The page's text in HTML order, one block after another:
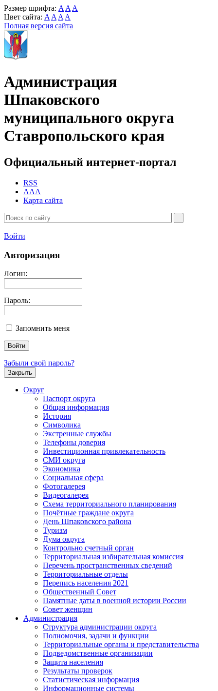
Размер шрифта: A A A
Цвет сайта: A A A A
Полная версия сайта
Администрация
Шпаковского
муниципального округа
Ставропольского края
Официальный интернет-портал
RSS
AAA
Карта сайта
Войти
Авторизация
Логин:
Пароль:
Запомнить меня
Забыли свой пароль?
Закрыть
Округ
Паспорт округа
Общая информация
История
Символика
Экстренные службы
Телефоны доверия
Инвестиционная привлекательность
СМИ округа
Экономика
Социальная сфера
Фотогалерея
Видеогалерея
Схема территориального планирования
Почётные граждане округа
День Шпаковского района
Туризм
Дума округа
Контрольно счетный орган
Территориальная избирательная комиссия
Перечень пространственных сведений
Территориальные отделы
Перепись населения 2021
Общественный Совет
Памятные даты в военной истории России
Совет женщин
Администрация
Структура администрации округа
Полномочия, задачи и функции
Территориальные органы и представительства
Подведомственные организации
Защита населения
Результаты проверок
Статистическая информация
Информационные системы